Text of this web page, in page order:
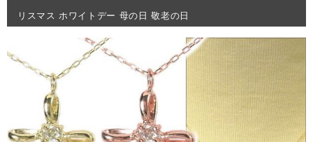
リスマス ホワイトデー 母の日 敬老の日